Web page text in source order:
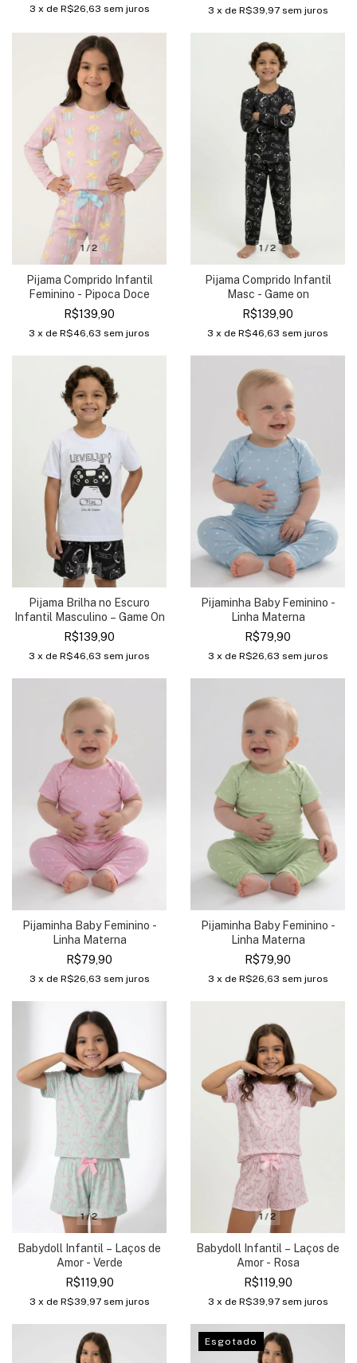
3 x de R$26,63 sem juros 3 x de R$39,97 sem juros
1 /2
Pijama Comprido Infantil
Feminino - Pipoca Doce
R$139,90
3 x de R$46,63 sem juros
1 /2
Pijama Comprido Infantil
Masc - Game on
R$139,90
3 x de R$46,63 sem juros
1/2
Pijama Brilha no Escuro
Infantil Masculino – Game On
R$139,90
3 x de R$46,63 sem juros
Pijaminha Baby Feminino -
Linha Materna
R$79,90
3 x de R$26,63 sem juros
Pijaminha Baby Feminino -
Linha Materna
R$79,90
3 x de R$26,63 sem juros
Pijaminha Baby Feminino -
Linha Materna
R$79,90
3 x de R$26,63 sem juros
1/2
Babydoll Infantil – Laços de
Amor - Verde
R$119,90
3 x de R$39,97 sem juros
1 /2
Babydoll Infantil – Laços de
Amor - Rosa
R$119,90
3 x de R$39,97 sem juros
Esgotado